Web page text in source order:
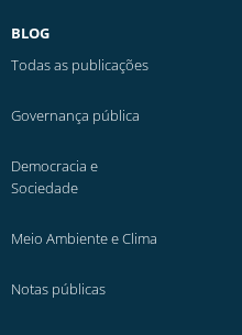
BLOG
Todas as publicações
Governança pública
Democracia e
Sociedade
Meio Ambiente e Clima
Notas públicas